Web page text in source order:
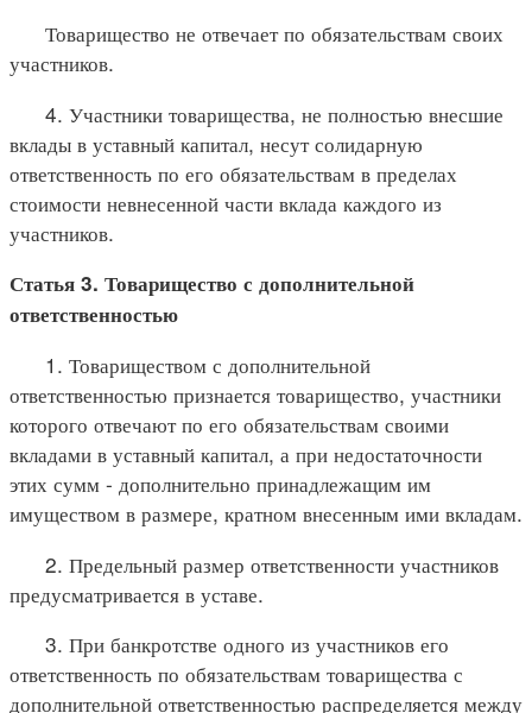
Товарищество не отвечает по обязательствам своих
участников.
4. Участники товарищества, не полностью внесшие
вклады в уставный капитал, несут солидарную
ответственность по его обязательствам в пределах
стоимости невнесенной части вклада каждого из
участников.
Статья 3. Товарищество с дополнительной
ответственностью
1. Товариществом с дополнительной
ответственностью признается товарищество, участники
которого отвечают по его обязательствам своими
вкладами в уставный капитал, а при недостаточности
этих сумм - дополнительно принадлежащим им
имуществом в размере, кратном внесенным ими вкладам.
2. Предельный размер ответственности участников
предусматривается в уставе.
3. При банкротстве одного из участников его
ответственность по обязательствам товарищества с
дополнительной ответственностью распределяется между